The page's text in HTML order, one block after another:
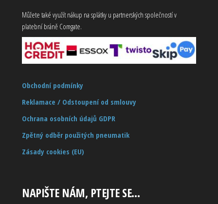
Můžete také využít nákup na splátky u partnerských společností v
platební bráně Comgate.
Obchodní podmínky
Reklamace / Odstoupení od smlouvy
Ochrana osobních údajů GDPR
Zpětný odběr použitých pneumatik
Zásady cookies (EU)
NAPIŠTE NÁM, PTEJTE SE…